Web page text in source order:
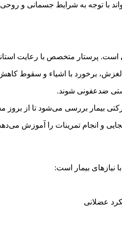
با توجه به شرایط جسمانی و
است. پرستار متخصص با رعایت
برخورد با اشیاء و سقوط کاهش
ضدعفونی شوند.
بیمار بررسی می‌شود تا از بروز
و انجام تمرینات را آموزش
نیازهای بیمار است:
عضلانی